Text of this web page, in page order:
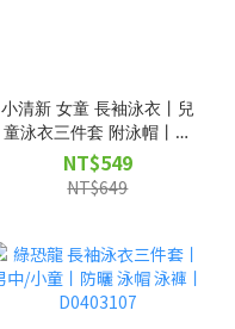
小清新 女童 長袖泳衣丨兒
童泳衣三件套 附泳帽丨防
曬速乾丨D0403109
NT$549
NT$649